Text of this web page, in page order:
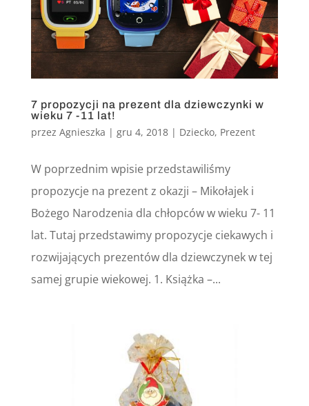
7 propozycji na prezent dla dziewczynki w
wieku 7 -11 lat!
przez Agnieszka | gru 4, 2018| Dziecko, Prezent
W poprzednim wpisie przedstawiliśmy
propozycje na prezent z okazji – Mikołajek i
Bożego Narodzenia dla chłopców w wieku 7- 11
lat. Tutaj przedstawimy propozycje ciekawych i
rozwijających prezentów dla dziewczynek w tej
samej grupie wiekowej. 1. Książka –...